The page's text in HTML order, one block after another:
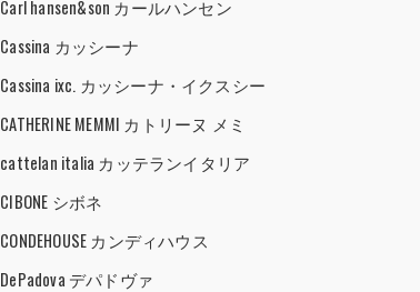
Carl hansen&son カールハンセン
Cassina カッシーナ
Cassina ixc. カッシーナ・イクスシー
CATHERINE MEMMI カトリーヌ メミ
cattelan italia カッテランイタリア
CIBONE シボネ
CONDEHOUSE カンディハウス
DePadova デパドヴァ